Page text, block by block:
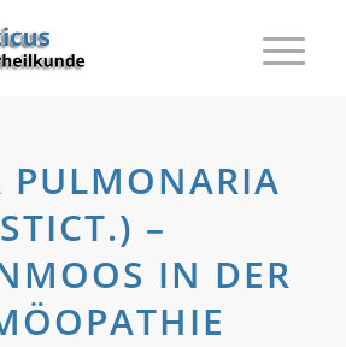
PULMONARIA
–
IN DER